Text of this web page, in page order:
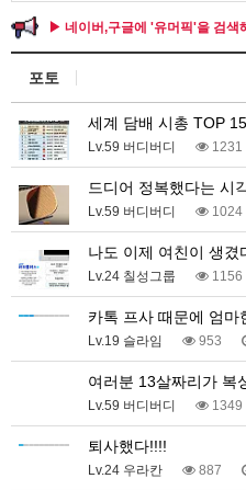
▶ 네이버,구글에 '유머픽'을 검색
포토
세계 담배 시총 TOP 15
Lv.59 버디버디 1231
드디어 정복했다는 시
Lv.59 버디버디 1024
나도 이제 여친이 생겼
Lv.24 칠성그룹 1156
카톡 프사 때문에 엄마
Lv.19 슬라임 953
여러분 13살짜리가 복
Lv.59 버디버디 1349
퇴사했다!!!!
Lv.24 우라칸 887